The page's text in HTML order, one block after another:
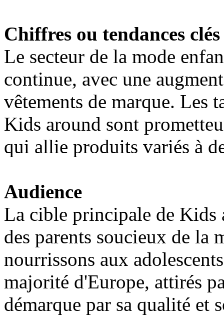
Chiffres ou tendances clés
Le secteur de la mode
continue, avec une
vêtements de marque. Les
Kids around sont
qui allie produits variés à
Audience
La cible principale de Kids
des parents soucieux de la
nourrissons aux
majorité d'Europe, attirés
démarque par sa qualité et